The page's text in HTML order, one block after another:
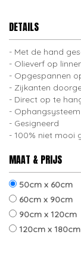
DETAILS
Met de hand
Olieverf op
Opgespannen
Zijkanten
Direct op te
Gesigneerd
100% niet mooi
MAAT & PRIJS
50cm x 60cm
60cm x 90cm
90cm x 120cm
120cm x 180cm